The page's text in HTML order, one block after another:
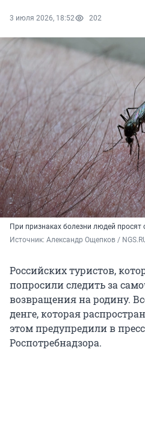
3 июля 2026, 18:52 202
При признаках болезни людей
Источник: Александр Ощепков /
Российских туристов,
попросили следить за
возвращения на родину.
денге, которая
этом предупредили в
Роспотребнадзора.